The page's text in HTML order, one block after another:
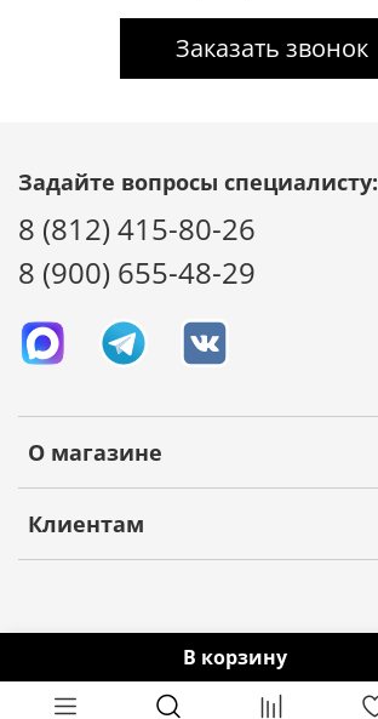
В корзину
Заказать звонок
О магазине
Клиентам
Задайте вопросы специалисту:
8 (812) 415-80-26
8 (900) 655-48-29